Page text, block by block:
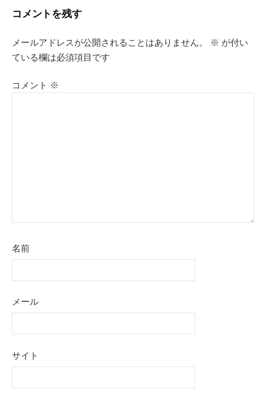
ビ
ゲ
ー
シ
コメントを残す
メールアドレスが公開されることはありません。 ※ が付い
ている欄は必須項目です
コメント ※
名前
メール
サイト